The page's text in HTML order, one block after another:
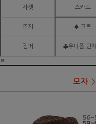
자켓 스카프
조끼 ♠ 코트
점퍼 ♣유니폼,단
ㅌ
모자